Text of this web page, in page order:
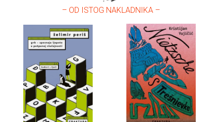
– OD ISTOG NAKLADNIKA –